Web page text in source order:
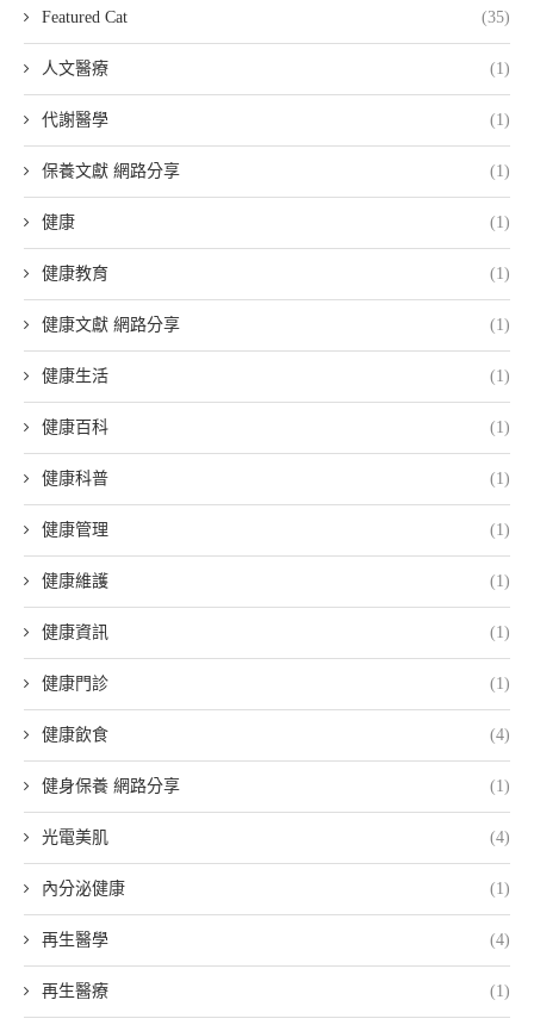
Featured Cat (35)
人文醫療 (1)
代謝醫學 (1)
保養文獻 網路分享 (1)
健康 (1)
健康教育 (1)
健康文獻 網路分享 (1)
健康生活 (1)
健康百科 (1)
健康科普 (1)
健康管理 (1)
健康維護 (1)
健康資訊 (1)
健康門診 (1)
健康飲食 (4)
健身保養 網路分享 (1)
光電美肌 (4)
內分泌健康 (1)
再生醫學 (4)
再生醫療 (1)